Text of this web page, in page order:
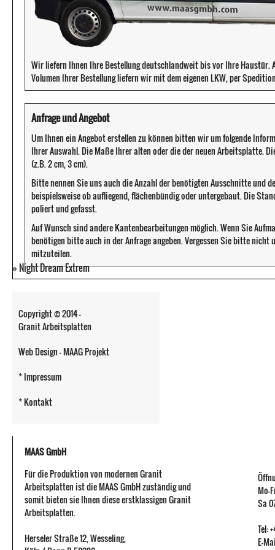
Wir liefern Ihnen Ihre Bestellung deutschlandweit bis vor Ihre Haustür.
Volumen Ihrer Bestellung liefern wir mit dem eigenen LKW, per
Anfrage und Angebot
Um Ihnen ein Angebot erstellen zu können bitten wir um folgende
Ihrer Auswahl. Die Maße Ihrer alten oder die der neuen Arbeitsplatte.
(z.B. 2 cm, 3 cm).
Bitte nennen Sie uns auch die Anzahl der benötigten Ausschnitte und
beispielsweise ob aufliegend, flächenbündig oder untergebaut. Die
poliert und gefasst.
Auf Wunsch sind andere Kantenbearbeitungen möglich. Wenn Sie
benötigen bitte auch in der Anfrage angeben. Vergessen Sie bitte
mitzuteilen.
» Night Dream Extrem
Copyright © 2014 -
Granit Arbeitsplatten
Web Design - MAAG Projekt
* Impressum
* Kontakt
MAAS GmbH
Für die Produktion von modernen Granit
Arbeitsplatten ist die MAAS GmbH zuständig und
somit bieten sie Ihnen diese erstklassigen Granit
Arbeitsplatten.
Herseler Straße 12,Wesseling,
Mo-
Sa
Tel:
E-